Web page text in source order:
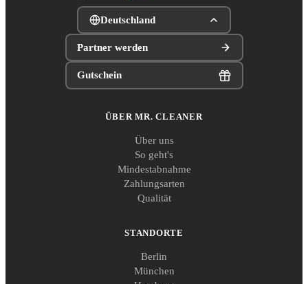
Deutschland
Partner werden
Gutschein
ÜBER MR. CLEANER
Über uns
So geht's
Mindestabnahme
Zahlungsarten
Qualität
STANDORTE
Berlin
München